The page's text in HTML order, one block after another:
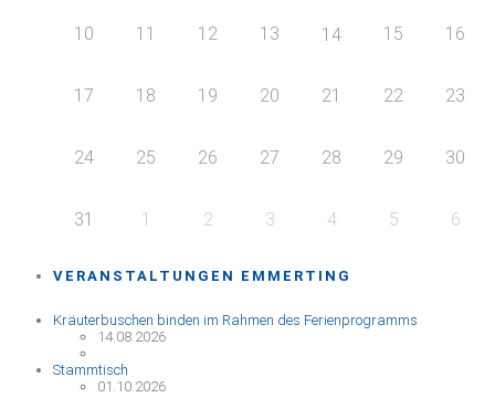
10 11 12 13 14 15 16
17 18 19 20 21 22 23
24 25 26 27 28 29 30
31 1 2 3 4 5 6
VERANSTALTUNGEN EMMERTING
Kräuterbuschen binden im Rahmen des Ferienprogramms
14.08.2026
Stammtisch
01.10.2026